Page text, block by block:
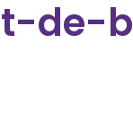
de-